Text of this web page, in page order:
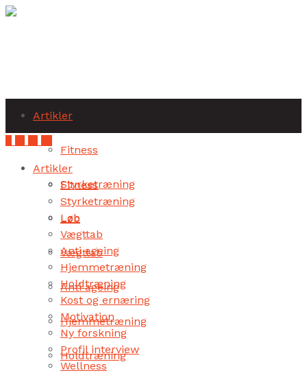
Artikler
Fitness
Styrketræning
Løb
Vægttab
Anti ageing
Hjemmetræning
Holdtræning
Artikler
Fitness
Styrketræning
Løb
Vægttab
Anti ageing
Hjemmetræning
Holdtræning
Kost og ernæring
Motivation
Ny forskning
Profil interview
Wellness